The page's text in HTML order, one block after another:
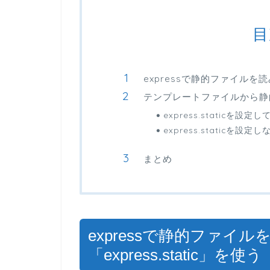
expressで静的ファイルを
テンプレートファイルから
express.staticを設定し
express.staticを設定し
まとめ
expressで静的ファイル
「express.static」を使う